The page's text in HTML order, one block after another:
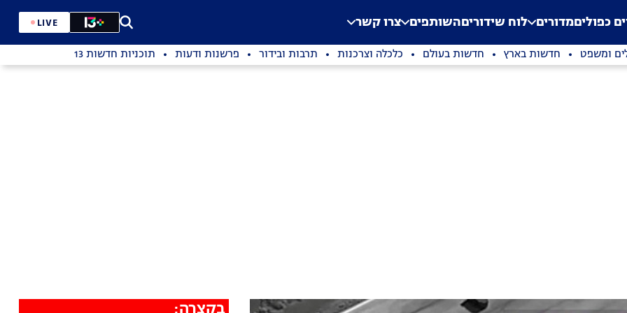
Application error: a
. כפוליםמדורים לוח שידוריםהשותפים צרו קשר LIVE
ומשפט חדשות בארץ חדשות בעולם כלכלה וצרכנות תרבות ובידור פרשנות ודעות תוכניות חדשות 13